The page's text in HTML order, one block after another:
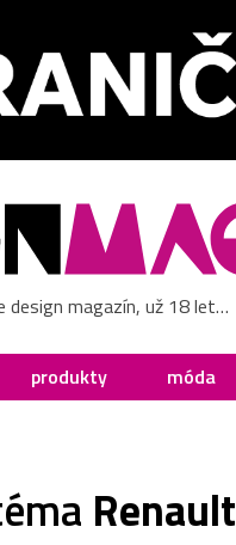
design magazín, už 18 let…
produkty móda
Renault